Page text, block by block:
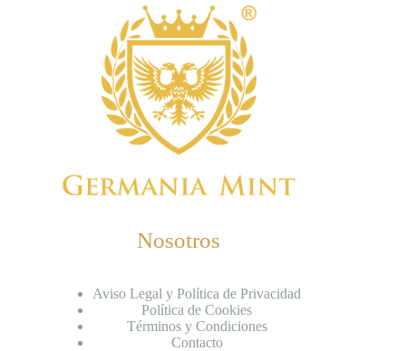
Nosotros
Aviso Legal y Política de Privacidad
Política de Cookies
Términos y Condiciones
Contacto